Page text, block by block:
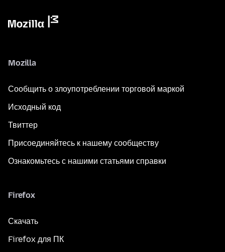
Mozilla
Сообщить о злоупотреблении торговой маркой
Исходный код
Твиттер
Присоединяйтесь к нашему сообществу
Ознакомьтесь с нашими статьями справки
Firefox
Скачать
Firefox для ПК